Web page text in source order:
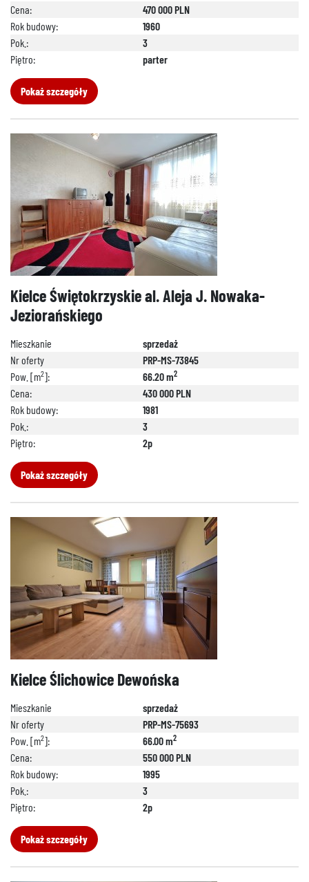
Cena:
470 000 PLN
Rok budowy:
1960
Pok.:
3
Piętro:
parter
Pokaż szczegóły
Kielce Świętokrzyskie al. Aleja J. Nowaka-
Jeziorańskiego
Mieszkanie
sprzedaż
Nr oferty
PRP-MS-73845
Pow. [m2]: 66.20 m2
Cena:
430 000 PLN
Rok budowy:
1981
Pok.:
3
Piętro:
2p
Pokaż szczegóły
Kielce Ślichowice Dewońska
Mieszkanie
sprzedaż
Nr oferty
PRP-MS-75693
Pow. [m2]: 66.00 m2
Cena:
550 000 PLN
Rok budowy:
1995
Pok.:
3
Piętro:
2p
Pokaż szczegóły